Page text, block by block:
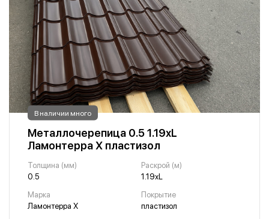
В наличии много
Металлочерепица 0.5 1.19хL
Ламонтерра Х пластизол
Толщина (мм)
0.5
Раскрой (м)
1.19хL
Марка
Ламонтерра Х
Покрытие
пластизол